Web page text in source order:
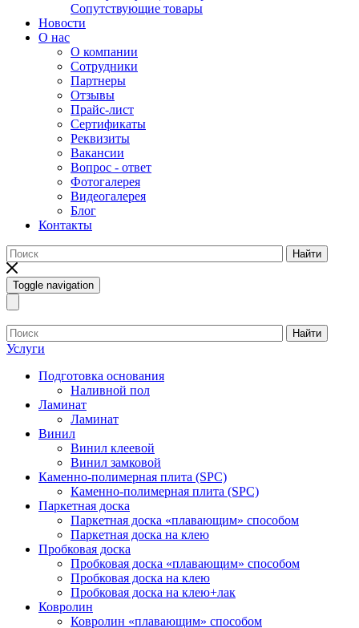
Сопутствующие товары
Новости
О нас
О компании
Сотрудники
Партнеры
Отзывы
Прайс-лист
Сертификаты
Реквизиты
Вакансии
Вопрос - ответ
Фотогалерея
Видеогалерея
Блог
Контакты
Найти
Toggle navigation
Найти
Услуги
Подготовка основания
Наливной пол
Ламинат
Ламинат
Винил
Винил клеевой
Винил замковой
Каменно-полимерная плита (SPC)
Каменно-полимерная плита (SPC)
Паркетная доска
Паркетная доска «плавающим» способом
Паркетная доска на клею
Пробковая доска
Пробковая доска «плавающим» способом
Пробковая доска на клею
Пробковая доска на клею+лак
Ковролин
Ковролин «плавающим» способом